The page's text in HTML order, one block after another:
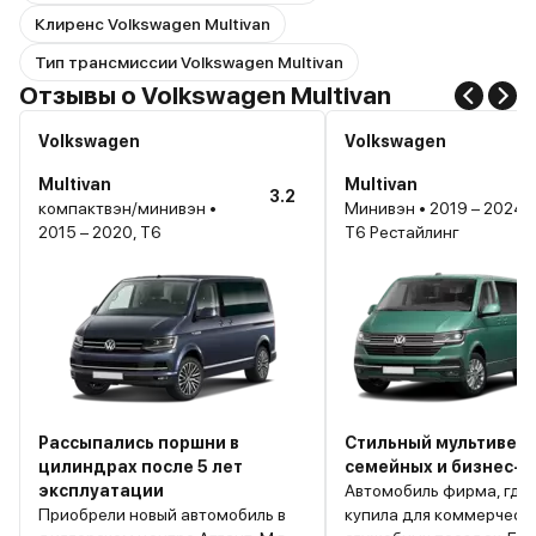
Клиренс Volkswagen Multivan
Тип трансмиссии Volkswagen Multivan
Отзывы о Volkswagen Multivan
Volkswagen
Multivan
компактвэн/минивэн •
2015 – 2020, T6
3.2
Рассыпались поршни в
цилиндрах после 5 лет
эксплуатации
Приобрели новый автомобиль в
Volkswagen
Multivan
Минивэн • 2019 – 2024,
T6 Рестайлинг
Стильный мультивен
семейных и бизнес-
Автомобиль фирма,
купила для